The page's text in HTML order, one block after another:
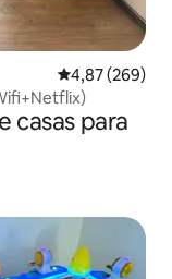
4,87 de uma
4,87 (269)
casas para